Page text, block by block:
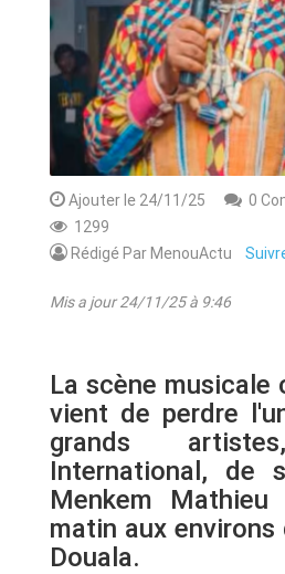
CAMEROUN
PLUS
Ajouter le 24/11/25
0
1299
Rédigé Par MenouActu
Mis a jour 24/11/25 à 9:46
La scène musicale
vient de perdre
grands
International, de
Menkem
matin aux environs
Douala.